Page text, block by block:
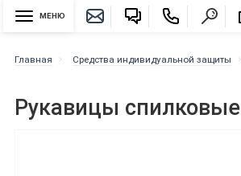
МЕНЮ
Главная Средства индивидуальной защиты
Рукавицы спилковые